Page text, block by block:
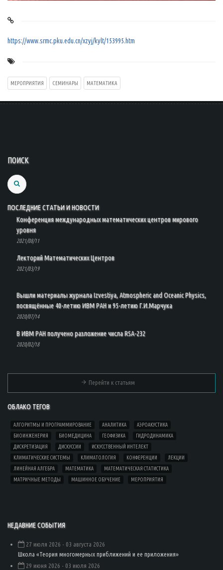
https://www.srmc.pku.edu.cn/xzyj/kylt/153995.htm
МЕРОПРИЯТИЯ СЕМИНАРЫ МАТЕМАТИКА
ПОИСК
Search
ПОСЛЕДНИЕ СТАТЬИ И НОВОСТИ
Конференция международных математических центров мирового
уровня
2021/08/11
Лекторий Математических Центров
2021/03/19
Вышли материалы журнала Izvestiya, Atmospheric and Oceanic Physics,
посвящённые 40-летию ИВМ РАН и 95-летию Г.И.Марчука
2020/07/14
В ИВМ РАН получено разложение числа RSA-232
2020/02/18
Перейти к статьям
ОБЛАКО ТЕГОВ
АЛГОРИТМЫ И ПРОГРАММИРОВАНИЕ АНАЛИТИКА
АЭРОАКУСТИКА
БИОИНЖЕНЕРИЯ
БИОМЕДИЦИНА ГЕОФИЗИКА
ГИДРОДИНАМИКА
ДИСКРЕТИЗАЦИЯ
ДИСКУССИИ
ИСКУССТВЕННЫЙ ИНТЕЛЕКТ
КЛИМАТИЧЕСКИЕ СИСТЕМЫ
КЛИМАТОЛОГИЯ КОНФЕРЕНЦИИ
ЛЕКЦИИ
ЛИНЕЙНАЯ АЛГЕБРА
МАТЕМАТИКА
МАТЕМАТИЧЕСКАЯ СТАТИСТИКА
МАТРИЧНЫЕ МЕТОДЫ
МАШИННОЕ ОБУЧЕНИЕ МЕРОПРИЯТИЯ
НЕДАВНИЕ СОБЫТИЯ
27 июля 2026 - 03 августа 2026
Школа «Теория многомерных приближений и ее приложения»
29 июня 2026 - 03 июля 2026